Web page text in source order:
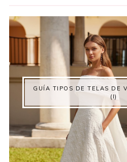
GUÍA TIPOS DE TELAS DE
(I)